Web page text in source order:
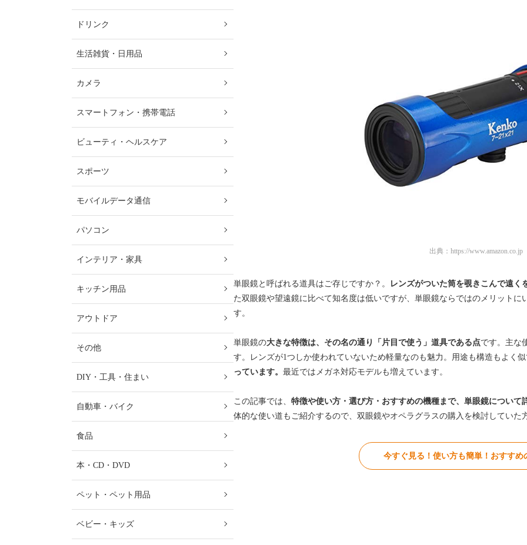
出典： https://www.amazon.co.jp
単眼鏡と呼ばれる道具はご存じですか？。
レンズがついた筒を覗きこんで遠く
た双眼鏡や望遠鏡に比べて知名度は低いですが、単眼鏡ならではのメリット
す。
単眼鏡の大きな特徴は、その名の通り「片目で使う」道具である点です。主な
す。レンズが1つしか使われていないため軽量なのも魅力。用途も構造もよく
っています。 最近ではメガネ対応モデルも増えています。
この記事では、 特徴や使い方・選び方・おすすめの機種まで、単眼鏡について
体的な使い道もご紹介するので、双眼鏡やオペラグラスの購入を検討していた
今すぐ見る！使い方も簡単！おすすめ
ドリンク
生活雑貨・日用品
カメラ
スマートフォン・携帯電話
ビューティ・ヘルスケア
スポーツ
モバイルデータ通信
パソコン
インテリア・家具
キッチン用品
アウトドア
その他
DIY・工具・住まい
自動車・バイク
食品
本・CD・DVD
ペット・ペット用品
ベビー・キッズ